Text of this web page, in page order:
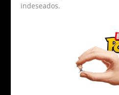
indeseados.